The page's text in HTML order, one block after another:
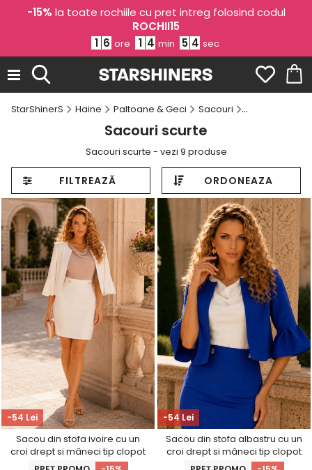
-15% la toate rochiile cu pret intreg folosind codul
ROCHII15
1 6 ore 1 4 min 5 4 sec
StarShinerS Haine Paltoane & Geci Sacouri Sacouri scurte
Sacouri scurte
Sacouri scurte - vezi 9 produse
FILTREAZĂ ORDONEAZA
-54 Lei
Sacou din stofa ivoire cu un
croi drept si mâneci tip clopot
- StarShinerS
-54 Lei
Sacou din stofa albastru cu un
croi drept si mâneci tip clopot
- StarShinerS